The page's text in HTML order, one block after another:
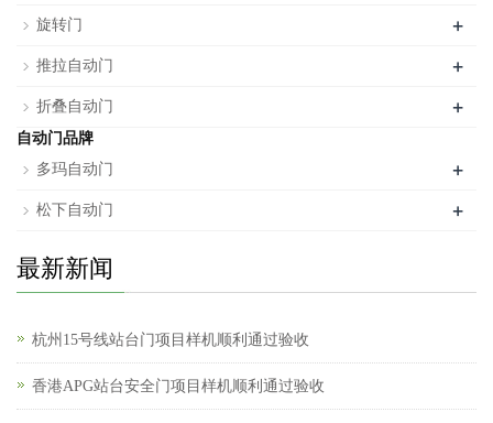
旋转门 +
推拉自动门 +
折叠自动门 +
自动门品牌
多玛自动门
+
松下自动门 +
最新新闻
杭州15号线站台门项目样机顺利通过验收
香港APG站台安全门项目样机顺利通过验收